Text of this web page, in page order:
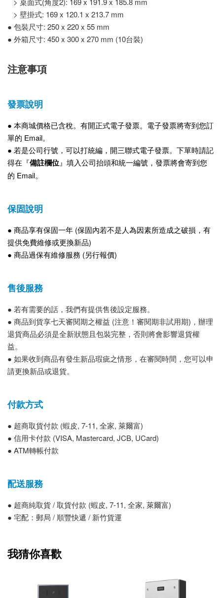
> 壁掛式: 169 x 120.1 x 213.7 mm
● 包裝尺寸: 250 x 220 x 55 mm
● 外箱尺寸: 450 x 300 x 270 mm (10台裝)
注意事項
發票說明
● 本商城價格已含稅。有開正式電子發票。電子發票將寄到您訂
單的 Email。
● 若是公司行號，可以打統編，開三聯式電子發票。下單時請記
得在『備註欄位』填入公司抬頭和統一編號，發票將會寄到您
的 Email。
保固說明
● 商品享有保固一年 (保固內若不是人為因素所造成之破損，有
提供免費維修或更換新品)
● 商品過保有維修服務 (另行報價)
售後服務
● 若有需要的話，我們有提供售後設定服務。
● 商品到貨享七天審閱期之權益 (注意！審閱期非試用期)，辦理
退貨商品必須是全新狀態且包裝完整，否則將會影響退貨權
益。
● 如果收到商品有發生新品瑕疵之情形，在審閱時間，您可以申
請更換新品或退貨。
付款方式
● 超商取貨付款 (蝦皮, 7-11, 全家, 萊爾富)
● 信用卡付款 (VISA, Mastercard, JCB, UCard)
● ATM轉帳付款
配送服務
● 超商純取貨 / 取貨付款 (蝦皮, 7-11, 全家, 萊爾富)
● 宅配：郵局 / 順豐快遞 / 新竹貨運
我猜你喜歡